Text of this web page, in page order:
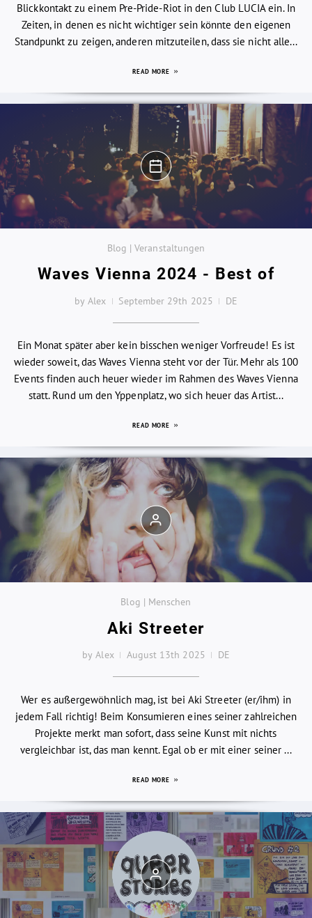
Blickkontakt zu einem Pre-Pride-Riot in den Club LUCIA ein. In
Zeiten, in denen es nicht wichtiger sein könnte den eigenen
Standpunkt zu zeigen, anderen mitzuteilen, dass sie nicht alle...
READ MORE
Blog | Veranstaltungen
Waves Vienna 2024 - Best of
by Alex September 29th 2025 DE
Ein Monat später aber kein bisschen weniger Vorfreude! Es ist
wieder soweit, das Waves Vienna steht vor der Tür. Mehr als 100
Events finden auch heuer wieder im Rahmen des Waves Vienna
statt. Rund um den Yppenplatz, wo sich heuer das Artist...
READ MORE
Blog | Menschen
Aki Streeter
by Alex August 13th 2025 DE
Wer es außergewöhnlich mag, ist bei Aki Streeter (er/ihm) in
jedem Fall richtig! Beim Konsumieren eines seiner zahlreichen
Projekte merkt man sofort, dass seine Kunst mit nichts
vergleichbar ist, das man kennt. Egal ob er mit einer seiner ...
READ MORE